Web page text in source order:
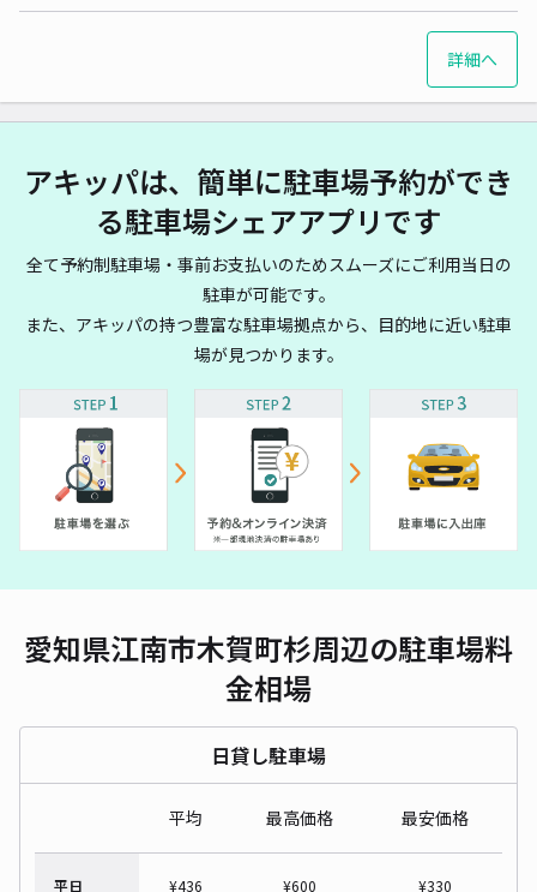
詳細へ
アキッパは、簡単に駐車場予約ができ
る駐車場シェアアプリです
全て予約制駐車場・事前お支払いのためスムーズにご利用当日の
駐車が可能です。
また、アキッパの持つ豊富な駐車場拠点から、目的地に近い駐車
場が見つかります。
愛知県江南市木賀町杉周辺の駐車場料
金相場
日貸し駐車場
平均 最高価格 最安価格
平日 ¥436 ¥600 ¥330